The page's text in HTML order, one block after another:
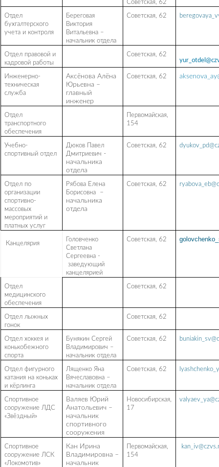
Советская, 62
Отдел
бухгалтерского
учета и контроля
Береговая
Виктория
Витальевна –
начальник отдела
Советская, 62
Отдел правовой и
кадровой работы
Советская, 62
Инженерно-
техническая
служба
Аксёнова Алёна
Юрьевна –
главный
инженер
Советская, 62
Отдел
транспортного
обеспечения
Первомайская,
154
Учебно-
спортивный отдел
Дюков Павел
Дмитриевич -
начальника
отдела
Советская, 62
Отдел по
организации
спортивно-
массовых
мероприятий и
платных услуг
Рябова Елена
Борисовна
–
начальника
отдела
Советская, 62
Канцелярия
Головченко
Светлана
Сергеевна -
заведующий
канцелярией
Советская, 62
Отдел
медицинского
обеспечения
Советская, 62
Отдел лыжных
гонок
Советская, 62
Отдел хоккея и
конькобежного
спорта
Бунякин Сергей
Владимирович –
начальник отдела
Советская, 62
Отдел фигурного
катания на коньках
и кёрлинга
Лященко Яна
Вячеславовна –
начальник отдела
Советская, 62
Спортивное
сооружение ЛДС
«Звёздный»
Валяев Юрий
Анатольевич –
начальник
спортивного
сооружения
Новосибирская,
17
Спортивное
сооружение ЛСК
«Локомотив»
Кан Ирина
Владимировна –
начальник
Первомайская,
154